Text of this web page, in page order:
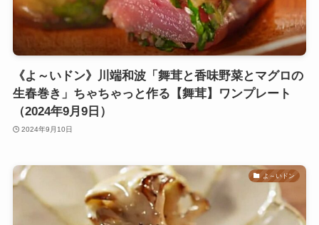
《よ～いドン》川端和波「舞茸と香味野菜とマグロの
生春巻き」ちゃちゃっと作る【舞茸】ワンプレート
（2024年9月9日）
2024年9月10日
よ～いドン